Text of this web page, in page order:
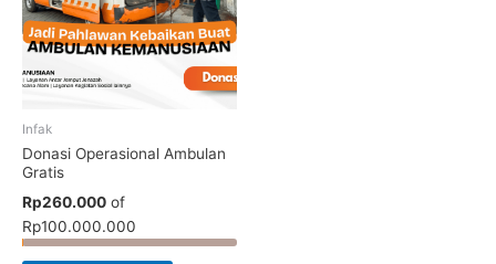
Infak
Donasi Operasional Ambulan
Gratis
Rp260.000 of
Rp100.000.000